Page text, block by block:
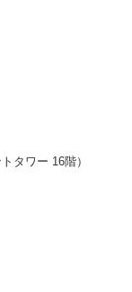
タワー 16階）